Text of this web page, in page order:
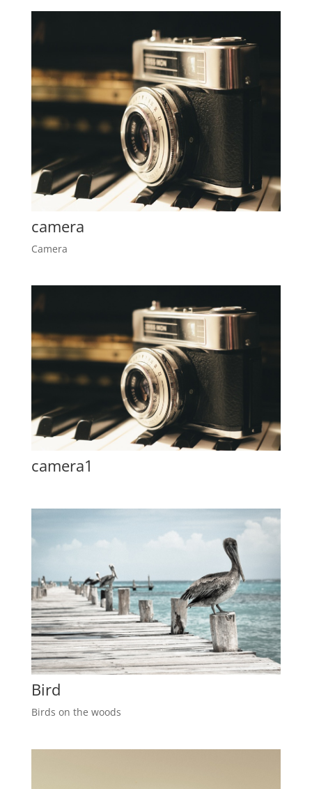
camera
Camera
camera1
Bird
Birds on the woods